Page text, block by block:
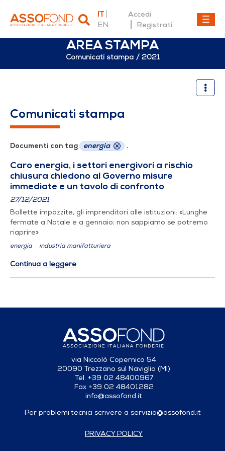
IT
EN
Accedi
Registrati
AREA STAMPA
Comunicati stampa 2021
Comunicati stampa
Documenti con tag energia .
Caro energia, i settori energivori a rischio
chiusura chiedono al Governo misure
immediate e un tavolo di confronto
27/12/2021
Bollette impazzite, gli imprenditori alle istituzioni: «Lunghe
fermate a Natale e a gennaio; non sappiamo se potremo
riaprire»
energia industria manifatturiera
Continua a leggere
via Niccolò Copernico 54
20090 Trezzano sul Naviglio (MI)
Tel. +39 02 48400967
Fax +39 02 48401282
info@assofond.it
Per problemi tecnici scrivere a servizio@assofond.it
PRIVACY POLICY